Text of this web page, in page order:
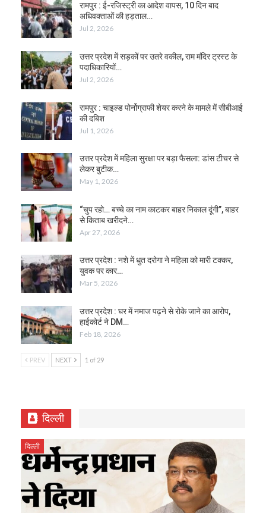
रामपुर : ई-रजिस्ट्री का आदेश वापस, 10 दिन बाद
अधिवक्ताओं की हड़ताल…
Jul 2, 2026
उत्तर प्रदेश में सड़कों पर उतरे वकील, राम मंदिर ट्रस्ट के
पदाधिकारियों…
Jul 2, 2026
रामपुर : चाइल्ड पोर्नोग्राफी शेयर करने के मामले में सीबीआई
की दबिश
Jul 1, 2026
उत्तर प्रदेश में महिला सुरक्षा पर बड़ा फैसला: डांस टीचर से
लेकर बुटीक…
May 1, 2026
“चुप रहो… बच्चे का नाम काटकर बाहर निकाल दूंगी”, बाहर
से किताब खरीदने…
Apr 27, 2026
उत्तर प्रदेश : नशे में धुत दरोगा ने महिला को मारी टक्कर,
युवक पर कार…
Mar 5, 2026
उत्तर प्रदेश : घर में नमाज पढ़ने से रोके जाने का आरोप,
हाईकोर्ट ने DM…
Feb 18, 2026
PREV NEXT 1 of 29
दिल्ली
दिल्ली